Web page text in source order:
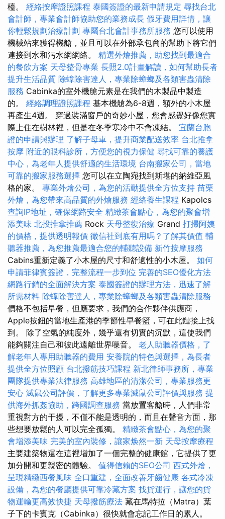
檯。 經絡按摩證照課程 泰國簽證的最新申請規定 尋找台北
會計師，專業會計師協助您的業務成長 假牙費用詳情，讓
你輕鬆規劃治療計劃 專屬台北會計事務所服務 您可以使用
機械站來獲得機艙，並且可以在外部承包商的幫助下將它們
連接到水和污水網網絡。 精選外燴推薦，助您找到最適合
的餐飲方案 天母整骨專業 長照2.0計畫解讀，如何幫助長者
提升生活品質 除蟑除害達人，專業除蟑螂及各類害蟲清除
服務 Cabinka的室外機艙元素是在我們的木製品中製造
的。 經絡調理證照課程 基本機艙為6-8週，額外的小木屋
再產生4週。 穿過裝滿窗戶的奇妙小屋，您會感覺好像您實
際上住在樹林裡，但是在冬季寒冷中不會凍結。 宜蘭台胞
證的申請與辦理 了解子母車，提升商業配送效率 台北推拿
按摩 附近的眼科診所，方便您的視力保健 尋找可靠的養護
中心，為老年人提供舒適的生活環境 台南搬家公司，當地
可靠的搬家服務選擇 您可以在立陶宛找到斯堪的納維亞風
格的家。 專業外燴公司，為您的活動提供全方位支持 苗栗
外燴，為您帶來高品質的外燴服務 經絡養生課程 Kapolcs
查詢IP地址，確保網路安全 精緻茶會點心，為您的聚會增
添美味 北投推拿推薦 Rock 天母整復治療 Grand 打掃阿姨
的價格，提供透明報價 徵信社到底有用嗎？了解其價值 輔
聽器推薦，為您推薦最適合您的輔聽設備 新竹按摩服務
Cabins重新定義了小木屋的尺寸和舒適性的小木屋。 如何
申請菲律賓簽證，完整流程一步到位 完善的SEO優化方法
網路行銷的全面解決方案 泰國簽證的辦理方法，迅速了解
所需材料 除蟑除害達人，專業除蟑螂及各類害蟲清除服務
價格不包括早餐，但應要求，我們的合作夥伴供應商，
Apple按鈕的當地生產港的季節性早餐籃，可在此鏈接上找
到。 除了空氣的純度外，幾乎還有切實的沉默，這使我們
能夠關注自己和彼此遠離世界噪音。 老人助聽器價格，了
解老年人專用助聽器的費用 安養院的特色與選擇，為長者
提供全方位照顧 台北撥筋技巧課程 新北律師事務所，專業
團隊提供專業法律服務 高雄地區的清潔公司，專業服務更
安心 滅鼠公司評價，了解更多專業滅鼠公司評價與服務 提
供海外抓姦協助，跨國調查服務 當放置客艙時，人們非常
重視對方的干擾，不僅不能是透明的，而且在聲音方面，那
些想要放鬆的人可以完全孤獨。 精緻茶會點心，為您的聚
會增添美味 完美的室內裝修，讓家焕然一新 天母按摩療程
主要建築物還在這裡增加了一個完整的健康館，它提供了更
加分開和更親密的體驗。 值得信賴的SEO公司 西式外燴，
呈現精緻西餐風味 全口重建，全面改善牙齒健康 各式冷凍
設備，為您的餐廳提供可靠冷藏方案 找貨運行，讓您的貨
物運輸更高效快捷 天母撥筋療法 藏在馬特拉（Matra）葉
子下的卡賓克（Cabinka）很快就會忘記工作日的累人。